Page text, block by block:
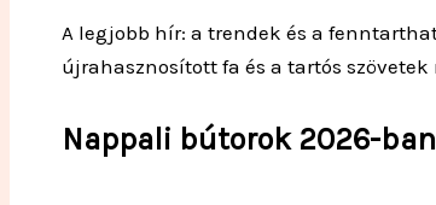
A legjobb hír: a trendek és a
újrahasznosított fa és a tartós
Nappali bútorok 2026-